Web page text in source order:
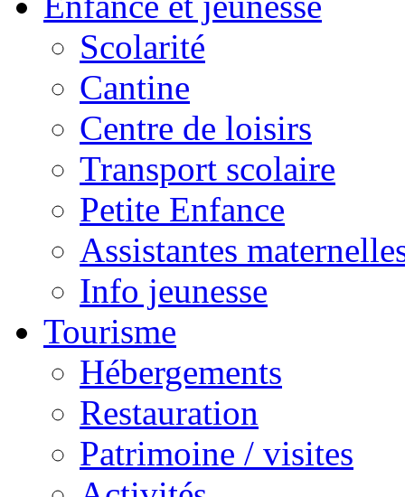
Scolarité
Cantine
Centre de loisirs
Transport scolaire
Petite Enfance
Assistantes
Info jeunesse
Tourisme
Hébergements
Restauration
Patrimoine / visites